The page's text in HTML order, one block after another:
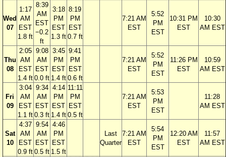
Wed
07
1:17
AM
EST
1.8 ft
8:39
AM
EST
−0.2
ft
3:18
PM
EST
1.3 ft
8:19
PM
EST
0.7 ft
7:21 AM
EST
5:52
PM
EST
10:31 PM
EST
10:30
AM EST
Thu
08
2:05
AM
EST
1.4 ft
9:08
AM
EST
0.0 ft
3:45
PM
EST
1.4 ft
9:41
PM
EST
0.6 ft
7:21 AM
EST
5:52
PM
EST
11:26 PM
EST
10:59
AM EST
Fri
09
3:04
AM
EST
1.1 ft
9:34
AM
EST
0.3 ft
4:14
PM
EST
1.4 ft
11:11
PM
EST
0.5 ft
7:21 AM
EST
5:53
PM
EST
11:28
AM EST
Sat
10
4:37
AM
EST
0.9 ft
9:54
AM
EST
0.5 ft
4:46
PM
EST
1.5 ft
Last
Quarter
7:21 AM
EST
5:54
PM
EST
12:20 AM
EST
11:57
AM EST